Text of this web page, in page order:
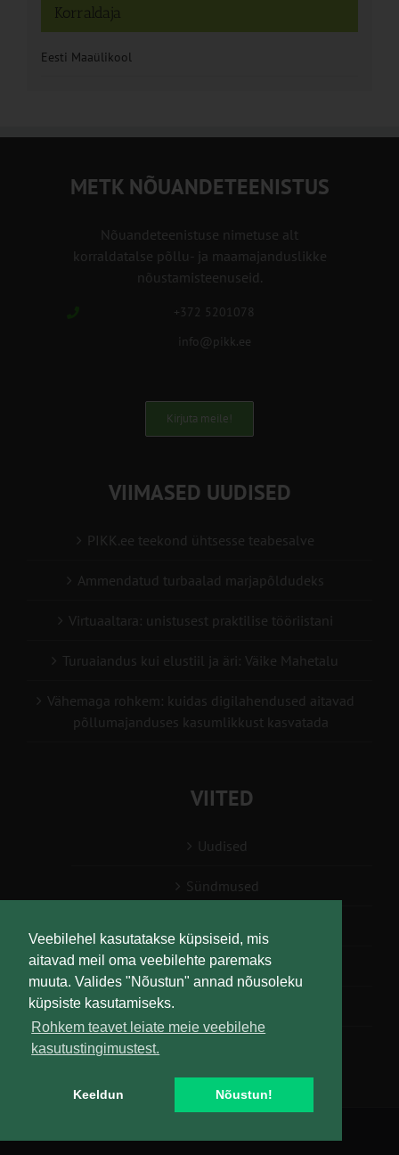
Veebilehel kasutatakse küpsiseid, mis
aitavad meil oma veebilehte paremaks
muuta. Valides "Nõustun" annad nõusoleku
küpsiste kasutamiseks.
Rohkem teavet leiate meie veebilehe
kasutustingimustest.
Keeldun Nõustun!
Korraldaja
Eesti Maaülikool
METK NÕUANDETEENISTUS
Nõuandeteenistuse nimetuse alt
korraldatalse põllu- ja maamajanduslikke
nõustamisteenuseid.
+372 5201078
info@pikk.ee
Kirjuta meile!
VIIMASED UUDISED
PIKK.ee teekond ühtsesse teabesalve
Ammendatud turbaalad marjapõldudeks
Virtuaaltara: unistusest praktilise tööriistani
Turuaiandus kui elustiil ja äri: Väike Mahetalu
Vähemaga rohkem: kuidas digilahendused aitavad
põllumajanduses kasumlikkust kasvatada
VIITED
Uudised
Sündmused
Teabesalv
Liitu uudiskirjaga